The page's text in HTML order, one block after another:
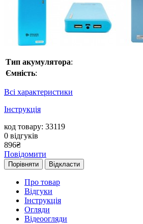
Тип акумулятора:
Ємність:
Всі характеристики
Інструкція
код товару: 33119
0 відгуків
896₴
Повідомити
Порівняти Відкласти
Про товар
Відгуки
Інструкція
Огляди
Відеоогляди